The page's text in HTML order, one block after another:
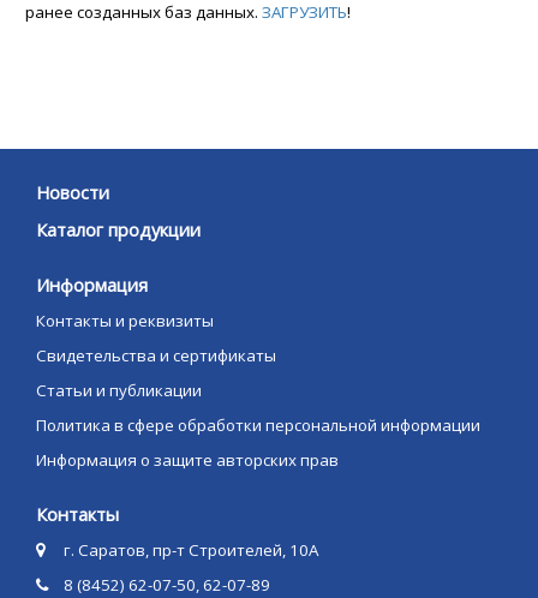
ранее созданных баз данных.ЗАГРУЗИТЬ!
Новости
Каталог продукции
Информация
Контакты и реквизиты
Свидетельства и сертификаты
Статьи и публикации
Политика в сфере обработки персональной информации
Информация о защите авторских прав
Контакты
г. Саратов, пр-т Строителей, 10А
8 (8452) 62-07-50, 62-07-89